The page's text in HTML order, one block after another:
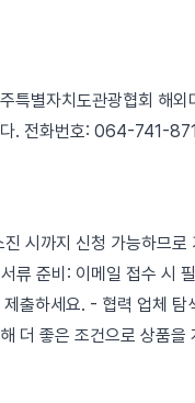
특별자치도관광협회 해외
다. 전화번호: 064-741-
시까지 신청 가능하므로
류 준비: 이메일 접수 시
출하세요. - 협력 업체 탐
더 좋은 조건으로 상품을